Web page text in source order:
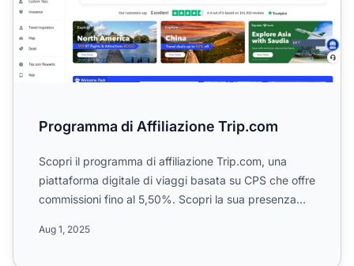
Programma di Affiliazione Trip.com
Scopri il programma di affiliazione Trip.com, una
piattaforma digitale di viaggi basata su CPS che offre
commissioni fino al 5,50%. Scopri la sua presenza
Aug 1, 2025